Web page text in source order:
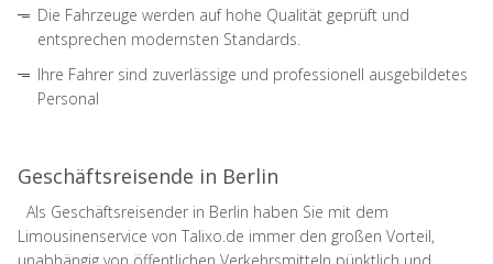
Die Fahrzeuge werden auf hohe Qualität geprüft und
entsprechen modernsten Standards.
Ihre Fahrer sind zuverlässige und professionell ausgebildetes
Personal
Geschäftsreisende in Berlin
Als Geschäftsreisender in Berlin haben Sie mit dem
Limousinenservice von Talixo.de immer den großen Vorteil,
unabhängig von öffentlichen Verkehrsmitteln pünktlich und